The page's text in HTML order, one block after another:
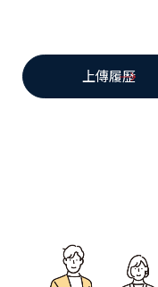
上傳履歷